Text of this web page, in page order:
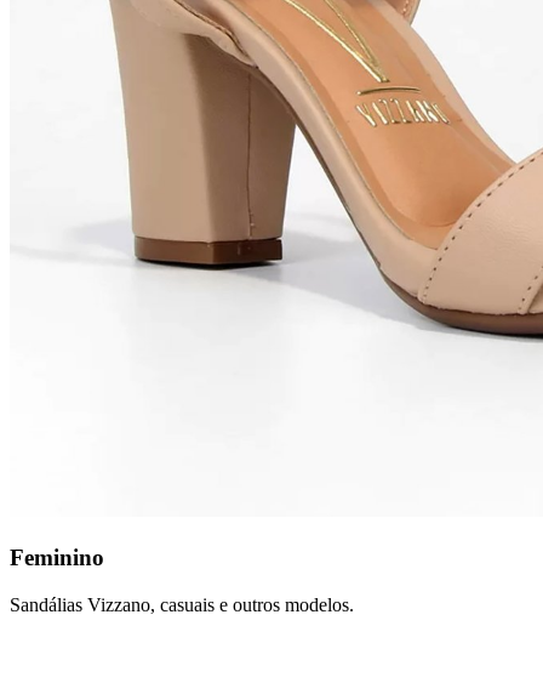
Feminino
Sandálias Vizzano, casuais e outros modelos.